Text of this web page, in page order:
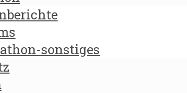
sonstiges